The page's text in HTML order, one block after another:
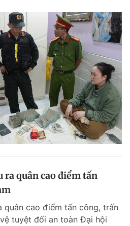
ra quân cao điểm tấn
quân cao điểm tấn công, trấn
tuyệt đối an toàn Đại hội